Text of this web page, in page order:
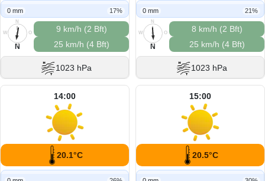
0 mm 17%
N
O
S
W
N
9 km/h (2 Bft)
25 km/h (4 Bft)
1023 hPa
0 mm 21%
N
O
S
W
N
8 km/h (2 Bft)
25 km/h (4 Bft)
1023 hPa
14:00
20.1°C
15:00
20.5°C